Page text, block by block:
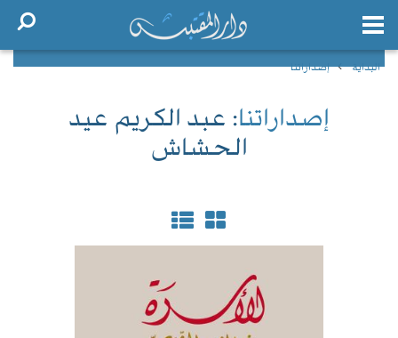
البداية إصداراتنا
إصداراتنا: عبد الكريم عيد
الحشاش